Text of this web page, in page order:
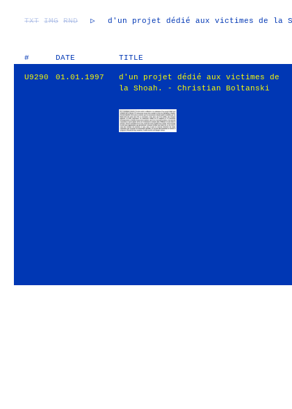
TXT IMG RND ▷ d'un projet dédié aux victimes de la
# DATE TITLE
U9290 01.01.1997
d'un projet dédié aux victimes de
la Shoah. - Christian Boltanski